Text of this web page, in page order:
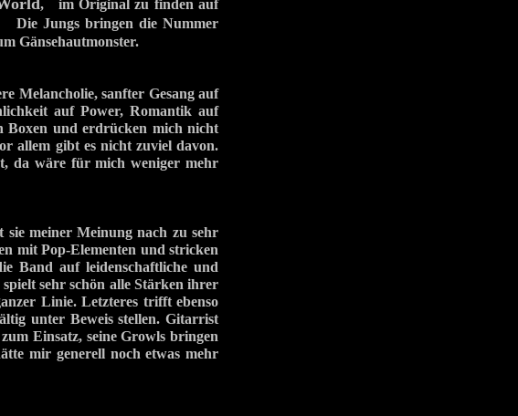
, im Original zu finden auf
Die Jungs bringen die Nummer
Gänsehautmonster.
Melancholie, sanfter Gesang auf
auf Power, Romantik auf
Boxen und erdrücken mich nicht
allem gibt es nicht zuviel davon.
da wäre für mich weniger mehr
meiner Meinung nach zu sehr
mit Pop-Elementen und stricken
Band auf leidenschaftliche und
sehr schön alle Stärken ihrer
Linie. Letzteres trifft ebenso
unter Beweis stellen. Gitarrist
Einsatz, seine Growls bringen
mir generell noch etwas mehr